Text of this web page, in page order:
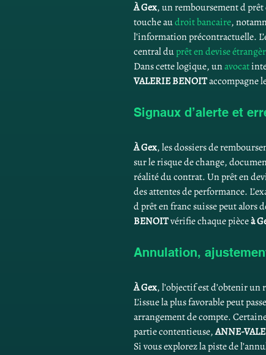
À Gex, un remboursement d
touche au droit bancaire,
l’information précontractuelle.
central du prêt en devise
Dans cette logique, un avocat
VALERIE BENOIT accompagne
Signaux d’alerte et
À Gex, les dossiers de
sur le risque de change,
réalité du contrat. Un prêt en
des attentes de performance.
d prêt en franc suisse peut alors
BENOIT vérifie chaque pièce à
Annulation,
À Gex, l’objectif est d’obtenir
L’issue la plus favorable peut
arrangement de compte.
partie contentieuse, ANNE-
Si vous explorez la piste de